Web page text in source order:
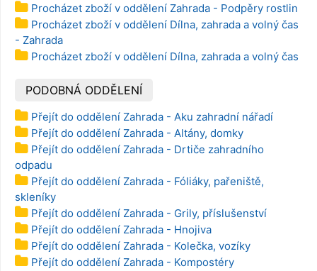
Procházet zboží v oddělení Zahrada - Podpěry rostlin
Procházet zboží v oddělení Dílna, zahrada a volný čas
- Zahrada
Procházet zboží v oddělení Dílna, zahrada a volný čas
PODOBNÁ ODDĚLENÍ
Přejít do oddělení Zahrada - Aku zahradní nářadí
Přejít do oddělení Zahrada - Altány, domky
Přejít do oddělení Zahrada - Drtiče zahradního
odpadu
Přejít do oddělení Zahrada - Fóliáky, pařeniště,
skleníky
Přejít do oddělení Zahrada - Grily, příslušenství
Přejít do oddělení Zahrada - Hnojiva
Přejít do oddělení Zahrada - Kolečka, vozíky
Přejít do oddělení Zahrada - Kompostéry